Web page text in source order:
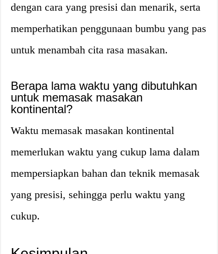
dengan cara yang presisi dan menarik, serta
memperhatikan penggunaan bumbu yang pas
untuk menambah cita rasa masakan.
Berapa lama waktu yang dibutuhkan
untuk memasak masakan
kontinental?
Waktu memasak masakan kontinental
memerlukan waktu yang cukup lama dalam
mempersiapkan bahan dan teknik memasak
yang presisi, sehingga perlu waktu yang
cukup.